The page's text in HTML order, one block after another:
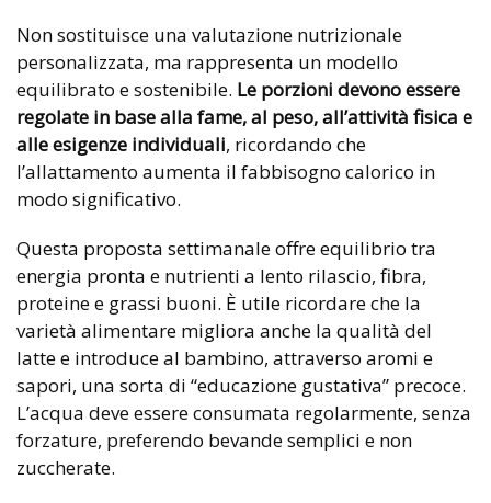
Non sostituisce una valutazione nutrizionale
personalizzata, ma rappresenta un modello
equilibrato e sostenibile. Le porzioni devono essere
regolate in base alla fame, al peso, all’attività fisica e
alle esigenze individuali, ricordando che
l’allattamento aumenta il fabbisogno calorico in
modo significativo.
Questa proposta settimanale offre equilibrio tra
energia pronta e nutrienti a lento rilascio, fibra,
proteine e grassi buoni. È utile ricordare che la
varietà alimentare migliora anche la qualità del
latte e introduce al bambino, attraverso aromi e
sapori, una sorta di “educazione gustativa” precoce.
L’acqua deve essere consumata regolarmente, senza
forzature, preferendo bevande semplici e non
zuccherate.